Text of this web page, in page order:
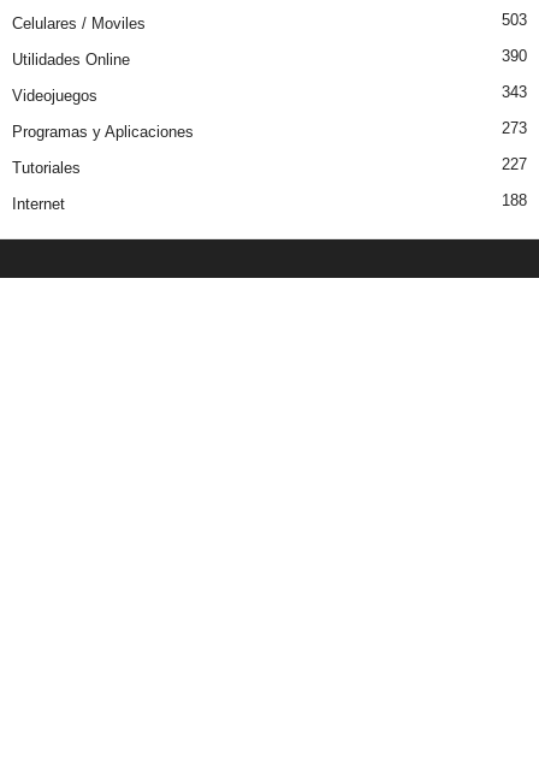
Celulares / Moviles 503
Utilidades Online 390
Videojuegos 343
Programas y Aplicaciones 273
Tutoriales 227
Internet 188